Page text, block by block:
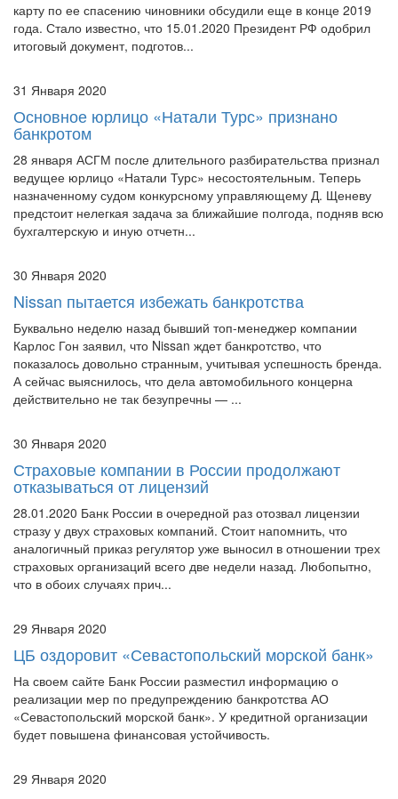
кинокомпания страны, может избежать банкротства. Дорожную
карту по ее спасению чиновники обсудили еще в конце 2019
года. Стало известно, что 15.01.2020 Президент РФ одобрил
Основное юрлицо «Натали Турс» признано
банкротом
28 января АСГМ после длительного разбирательства признал
ведущее юрлицо «Натали Турс» несостоятельным. Теперь
назначенному судом конкурсному управляющему Д. Щеневу
предстоит нелегкая задача за ближайшие полгода, подняв всю
30 Января 2020
Nissan пытается избежать банкротства
Буквально неделю назад бывший топ-менеджер компании
Карлос Гон заявил, что Nissan ждет банкротство, что
показалось довольно странным, учитывая успешность бренда.
А сейчас выяснилось, что дела автомобильного концерна
Страховые компании в России продолжают
отказываться от лицензий
28.01.2020 Банк России в очередной раз отозвал лицензии
стразу у двух страховых компаний. Стоит напомнить, что
аналогичный приказ регулятор уже выносил в отношении трех
страховых организаций всего две недели назад. Любопытно,
ЦБ оздоровит «Севастопольский морской банк»
На своем сайте Банк России разместил информацию о
реализации мер по предупреждению банкротства АО
«Севастопольский морской банк». У кредитной организации